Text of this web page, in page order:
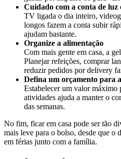
Cuidado com a conta de luz
TV ligada o dia inteiro,
longos fazem a conta subir
ajudam bastante.
Organize a alimentação
Com mais gente em casa, a
Planejar refeições, comprar
reduzir pedidos por delivery
Defina um orçamento para
Estabelecer um valor máximo
atividades ajuda a manter o
das semanas.
No fim, ficar em casa pode ser tão
mais leve para o bolso, desde que o
em férias junto com a família.